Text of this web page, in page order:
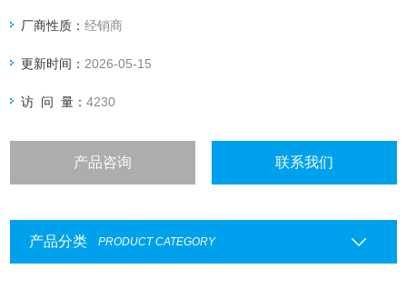
性。
工过程中稳定，返回动作零问隙。
厂商性质：经销商
更新时间： 2026-05-15
访 问 量：4230
产品咨询 联系我们
产品分类 PRODUCT CATEGORY